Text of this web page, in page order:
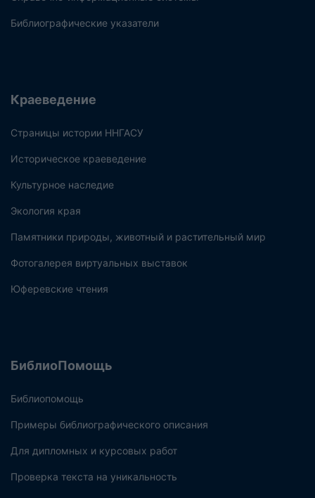
Библиографические указатели
Краеведение
Страницы истории ННГАСУ
Историческое краеведение
Культурное наследие
Экология края
Памятники природы, животный и растительный мир
Фотогалерея виртуальных выставок
Юферевские чтения
БиблиоПомощь
Библиопомощь
Примеры библиографического описания
Для дипломных и курсовых работ
Проверка текста на уникальность